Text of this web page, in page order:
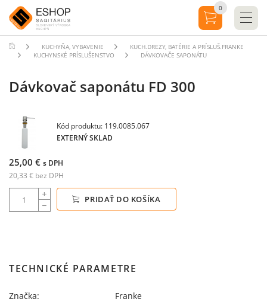
KUCHYŇA, VYBAVENIE
KUCH.DREZY, BATÉRIE A PRÍSLUŠ.FRANKE
KUCHYNSKÉ PRÍSLUŠENSTVO
DÁVKOVAČE SAPONÁTU
Dávkovač saponátu FD 300
Kód produktu: 119.0085.067
EXTERNÝ SKLAD
25,00 € s DPH
20,33 € bez DPH
PRIDAŤ DO KOŠÍKA
TECHNICKÉ PARAMETRE
Značka:
Franke
0